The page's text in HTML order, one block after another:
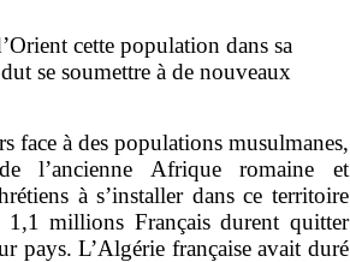
cette population dans sa
se soumettre à de nouveaux
face à des populations musulmanes,
l’ancienne Afrique romaine et
à s’installer dans ce territoire
millions Français durent quitter
pays. L’Algérie française avait duré